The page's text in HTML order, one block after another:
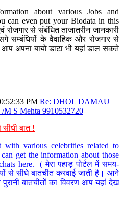
about various Jobs and
can even put your Biodata in this
से संबंधित ताजातरीन जानकारी
सम्बंधियों के वैवाहिक और रोजगार से
अपना बायो डाटा भी यहां डाल सकते
PM Re: DHOL DAMAU
/M S Mehta 9910532720
बात !
with various celebrities related to
get the information about those
here. ( मेरा पहाड़ पोर्टल में समय-
से सीधे बातचीत करवाई जाती है। आने
बातचीतों का विवरण आप यहां देख